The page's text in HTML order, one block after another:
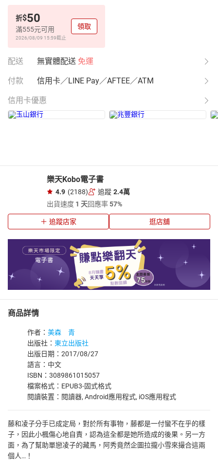
折$50
滿555元可用
2026/08/09 15:59截止
領取
配送 無實體配送 免運
付款 信用卡／LINE Pay／AFTEE／ATM
信用卡優惠
樂天Kobo電子書
4.9 (2188) 追蹤 2.4萬
出貨速度 1 天回應率57%
追蹤店家 逛店舖
商品詳情
作者： 美森 青
出版社： 東立出版社
出版日期：2017/08/27
語言：中文
ISBN：3089861015057
檔案格式：EPUB3-固式格式
閱讀裝置：閱讀器, Android應用程式, iOS應用程式
藤和凌子分手已成定局，對於所有事物，藤都是一付蠻不在乎的樣
子，因此小楓傷心地自責，認為這全都是她所造成的後果。另一方
面，為了幫助單戀凌子的藏馬，阿秀竟然企圖拉攏小雪來撮合這兩
個人…！